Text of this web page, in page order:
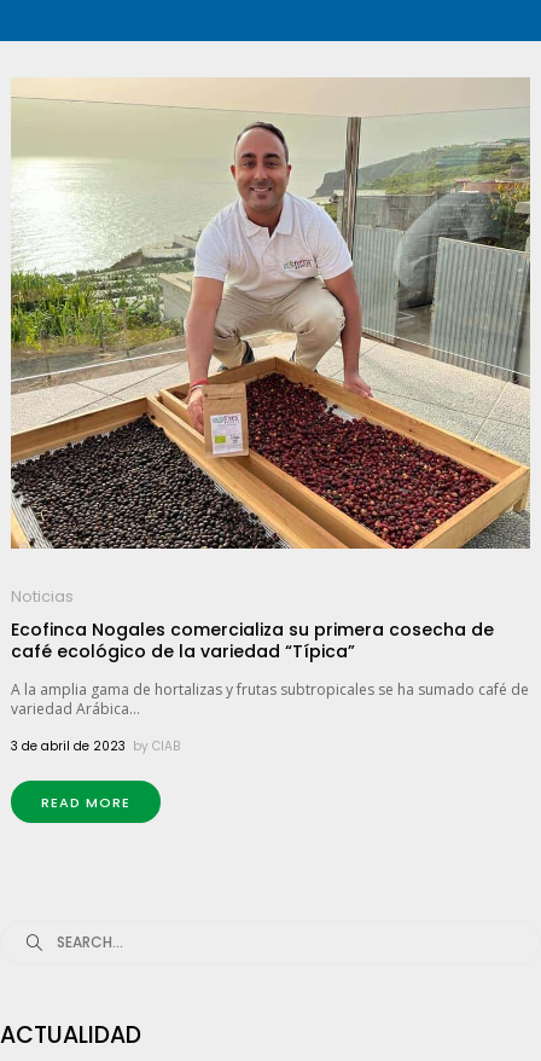
Noticias
Ecofinca Nogales comercializa su primera cosecha de
café ecológico de la variedad “Típica”
A la amplia gama de hortalizas y frutas subtropicales se ha sumado café de
variedad Arábica...
3 de abril de 2023 by CIAB
READ MORE
Search
ACTUALIDAD